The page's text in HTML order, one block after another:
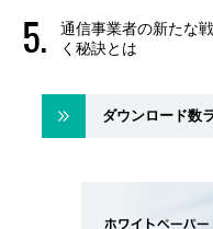
通信事業者の新たな
く秘訣とは
ダウンロード数